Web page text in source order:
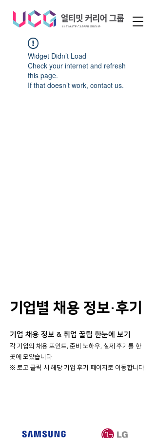
Widget Didn’t Load
Check your internet and refresh
this page.
If that doesn’t work, contact us.
기업별 채용 정보·후기
기업 채용 정보 & 취업 꿀팁 한눈에 보기
각 기업의 채용 포인트, 준비 노하우, 실제 후기를 한
곳에 모았습니다.
​※ 로고 클릭 시 해당 기업 후기 페이지로 이동합니다.